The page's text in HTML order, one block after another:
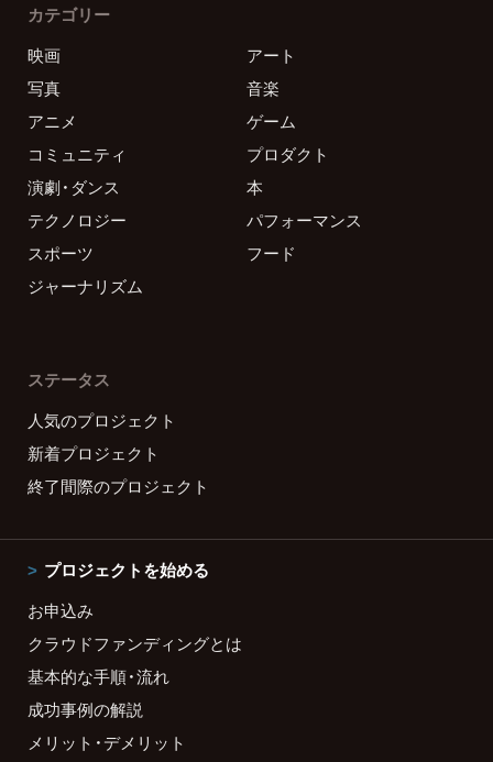
カテゴリー
映画
アート
写真
音楽
アニメ
ゲーム
コミュニティ
プロダクト
演劇・ダンス
本
テクノロジー
パフォーマンス
スポーツ
フード
ジャーナリズム
ステータス
人気のプロジェクト
新着プロジェクト
終了間際のプロジェクト
プロジェクトを始める
お申込み
クラウドファンディングとは
基本的な手順・流れ
成功事例の解説
メリット・デメリット